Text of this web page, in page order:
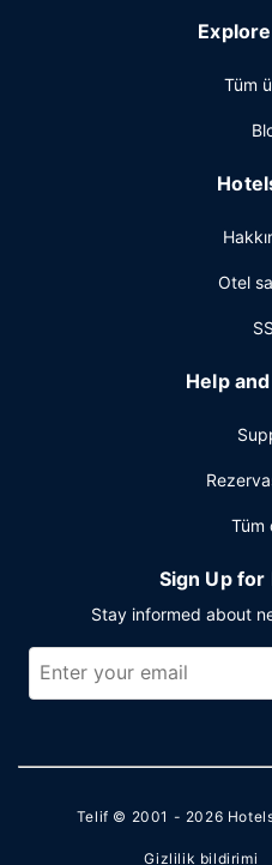
Tüm
Otel
Help
Tüm
Sign Up
Stay informed about
Telif © 2001 - 2026
Gizlilik bildirimi